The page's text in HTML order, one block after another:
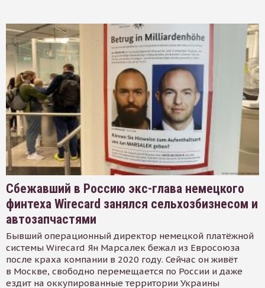
Сбежавший в Россию экс-глава немецкого
финтеха Wirecard занялся сельхозбизнесом и
автозапчастями
Бывший операционный директор немецкой платёжной
системы Wirecard Ян Марсалек бежал из Евросоюза
после краха компании в 2020 году. Сейчас он живёт
в Москве, свободно перемещается по России и даже
ездит на оккупированные территории Украины